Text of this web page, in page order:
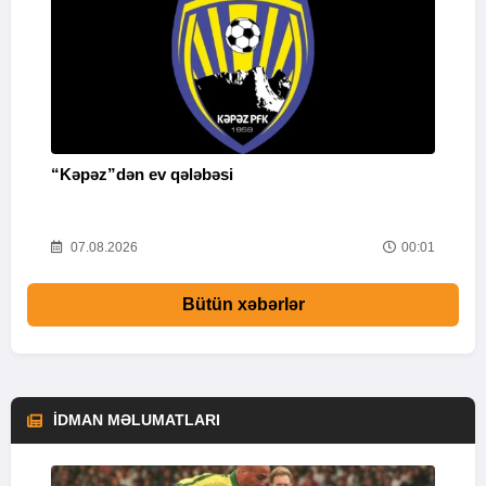
“Kəpəz”dən ev qələbəsi
07.08.2026 00:01
Bütün xəbərlər
İDMAN MƏLUMATLARI